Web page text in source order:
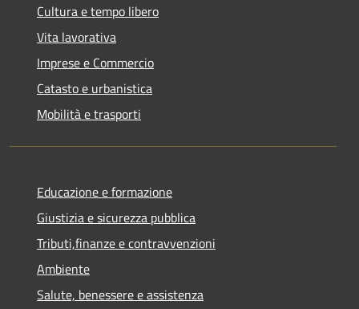
Cultura e tempo libero
Vita lavorativa
Imprese e Commercio
Catasto e urbanistica
Mobilità e trasporti
Educazione e formazione
Giustizia e sicurezza pubblica
Tributi,finanze e contravvenzioni
Ambiente
Salute, benessere e assistenza